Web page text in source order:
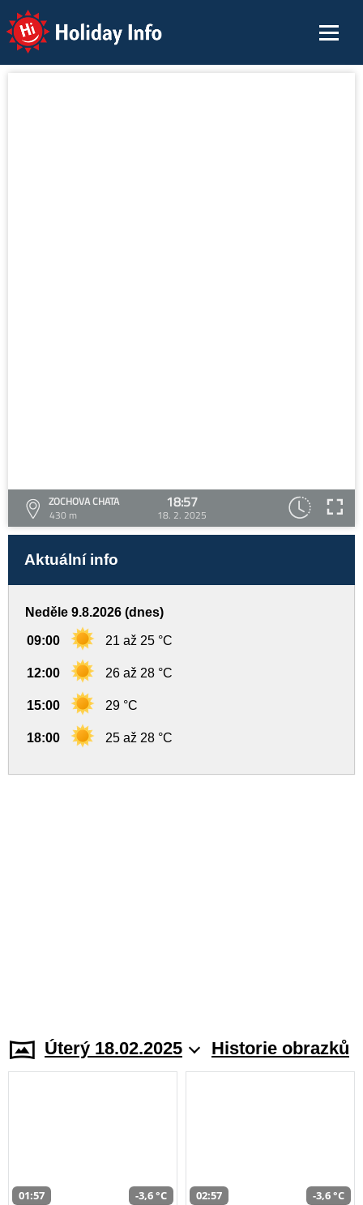
Holiday Info
ZOCHOVA CHATA
430 m
18:57
18. 2. 2025
Aktuální info
Neděle 9.8.2026 (dnes)
09:00 21 až 25 °C
12:00 26 až 28 °C
15:00 29 °C
18:00 25 až 28 °C
Úterý 18.02.2025 Historie obrazků
01:57 -3,6 °C 02:57 -3,6 °C